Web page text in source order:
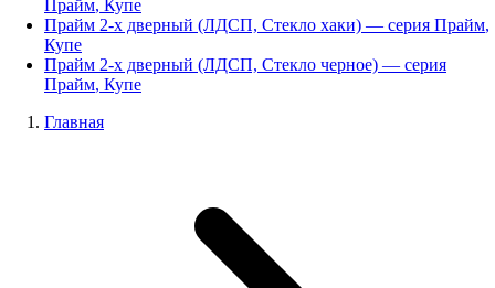
Прайм, Купе
Прайм 2-х дверный (ЛДСП, Стекло хаки) — серия Прайм,
Купе
Прайм 2-х дверный (ЛДСП, Стекло черное) — серия
Прайм, Купе
Главная